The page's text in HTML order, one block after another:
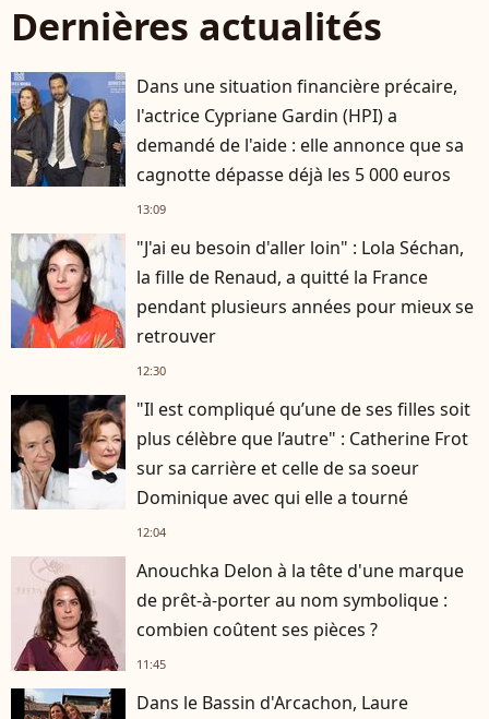
Dernières actualités
Dans une situation financière précaire,
l'actrice Cypriane Gardin (HPI) a
demandé de l'aide : elle annonce que sa
cagnotte dépasse déjà les 5 000 euros
13:09
"J'ai eu besoin d'aller loin" : Lola Séchan,
la fille de Renaud, a quitté la France
pendant plusieurs années pour mieux se
retrouver
12:30
"Il est compliqué qu’une de ses filles soit
plus célèbre que l’autre" : Catherine Frot
sur sa carrière et celle de sa soeur
Dominique avec qui elle a tourné
12:04
Anouchka Delon à la tête d'une marque
de prêt-à-porter au nom symbolique :
combien coûtent ses pièces ?
11:45
Dans le Bassin d'Arcachon, Laure